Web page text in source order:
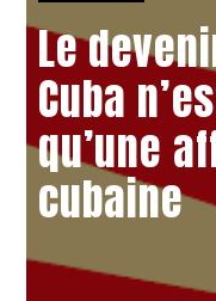
Le
Cuba
qu’une
cubaine